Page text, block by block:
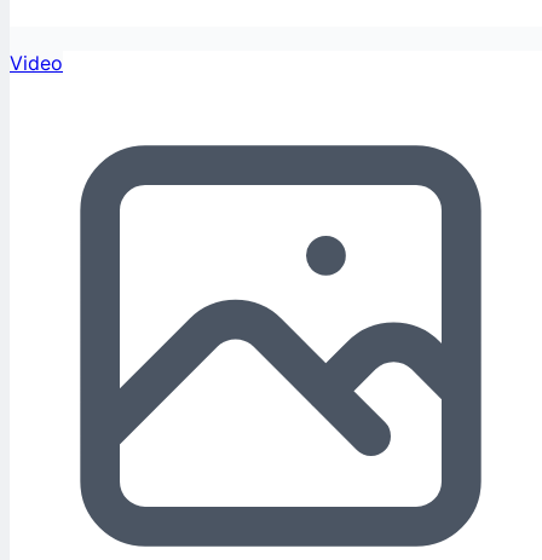
Video